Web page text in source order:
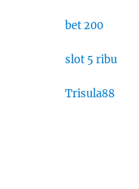
bet 200
slot 5 ribu
Trisula88